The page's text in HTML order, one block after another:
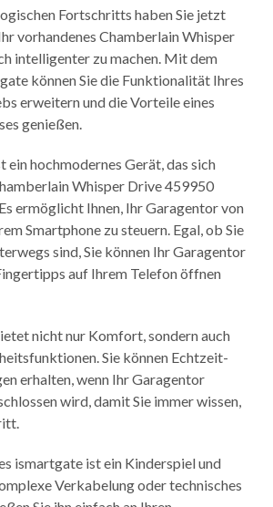
Fortschritts haben Sie jetzt
vorhandenes Chamberlain Whisper
intelligenter zu machen. Mit dem
können Sie die Funktionalität Ihres
erweitern und die Vorteile eines
genießen.
ein hochmodernes Gerät, das sich
Whisper Drive 459950
ermöglicht Ihnen, Ihr Garagentor von
Smartphone zu steuern. Egal, ob Sie
sind, Sie können Ihr Garagentor
auf Ihrem Telefon öffnen
nicht nur Komfort, sondern auch
Sie können Echtzeit-
erhalten, wenn Ihr Garagentor
wird, damit Sie immer wissen,
ismartgate ist ein Kinderspiel und
Verkabelung oder technisches